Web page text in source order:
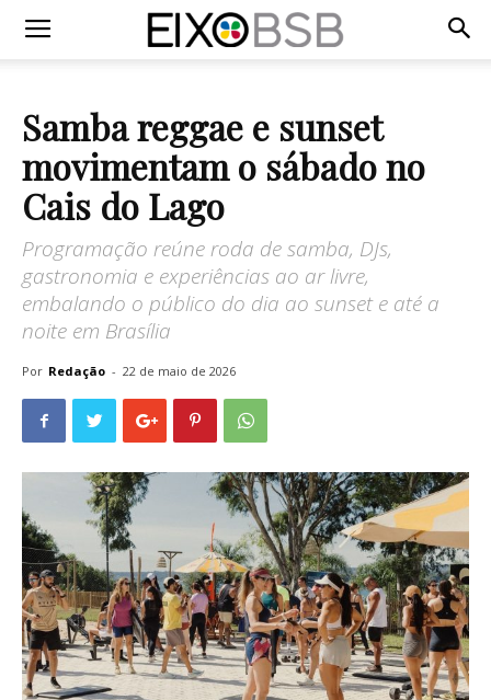
Samba reggae e sunset
movimentam o sábado no
Cais do Lago
Programação reúne roda de samba, DJs,
gastronomia e experiências ao ar livre,
embalando o público do dia ao sunset e até a
noite em Brasília
Por Redação - 22 de maio de 2026